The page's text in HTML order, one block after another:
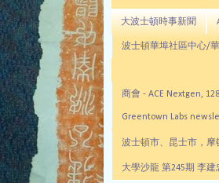
大波士頓時事新聞
波士頓華埠社區中心/
商會 - ACE Nextgen,
Greentown Labs
波士頓市、昆士市，摩
大學沙龍 第245期 李建